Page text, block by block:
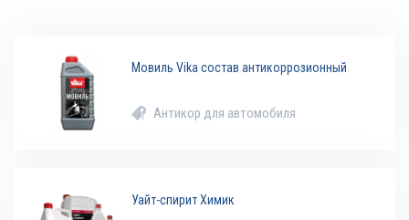
Мовиль Vika состав антикоррозионный
Антикор для автомобиля
Уайт-спирит Химик